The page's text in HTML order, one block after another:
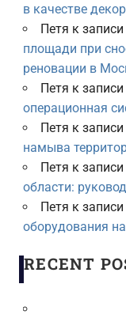
в качестве
Петя к записи
площади при
реновации в
Петя к записи
операционная
Петя к записи
намыва
Петя к записи
области:
Петя к записи
оборудования
RECENT